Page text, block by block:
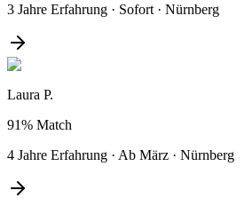
3 Jahre Erfahrung · Sofort · Nürnberg
Laura P.
91% Match
4 Jahre Erfahrung · Ab März · Nürnberg